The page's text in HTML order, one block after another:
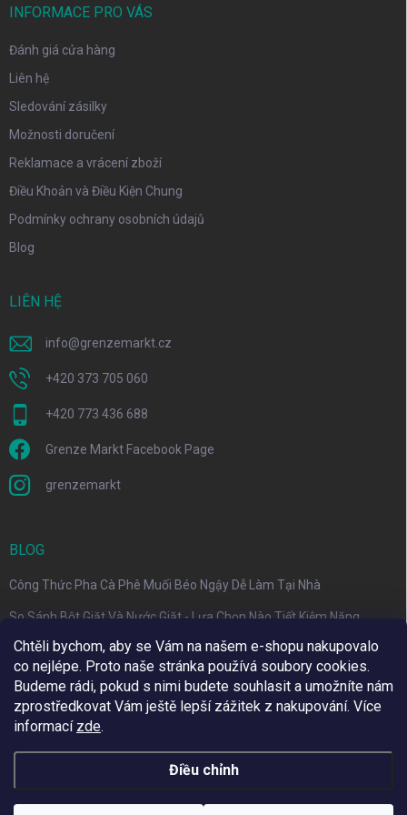
Chtěli bychom, aby se Vám na našem e-shopu nakupovalo
co nejlépe. Proto naše stránka používá soubory cookies.
Budeme rádi, pokud s nimi budete souhlasit a umožníte nám
zprostředkovat Vám ještě lepší zážitek z nakupování. Více
informací zde.
Điều chỉnh
INFORMACE PRO VÁS
Đánh giá cửa hàng
Liên hệ
Sledování zásilky
Možnosti doručení
Reklamace a vrácení zboží
Điều Khoản và Điều Kiện Chung
Podmínky ochrany osobních údajů
Blog
LIÊN HỆ
info@grenzemarkt.cz
+420 373 705 060
+420 773 436 688
Grenze Markt Facebook Page
grenzemarkt
BLOG
Công Thức Pha Cà Phê Muối Béo Ngậy Dễ Làm Tại Nhà
So Sánh Bột Giặt Và Nước Giặt - Lựa Chọn Nào Tiết Kiệm Năng
Phân biệt cà phê Pod và cà phê Capsule trong 30 giây
Copyright 2026Grenze Markt Online. Đã đăng ký Bản quyền.Thay đổi chế